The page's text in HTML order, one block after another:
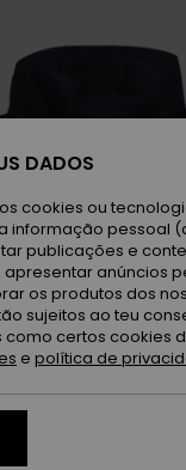
DADOS
cookies ou
informação
publicações e
anúncios
os produtos dos
sujeitos ao teu
certos cookies
e política de